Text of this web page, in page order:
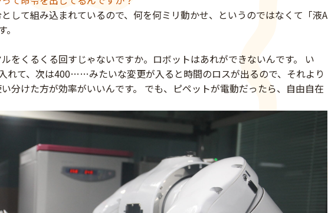
して組み込まれているので、何を何ミリ動かせ、というのではなくて「液A
をくるくる回すじゃないですか。ロボットはあれができないんです。 い
れて、次は400……みたいな変更が入ると時間のロスが出るので、それより
分けた方が効率がいいんです。 でも、ピペットが電動だったら、自由自在